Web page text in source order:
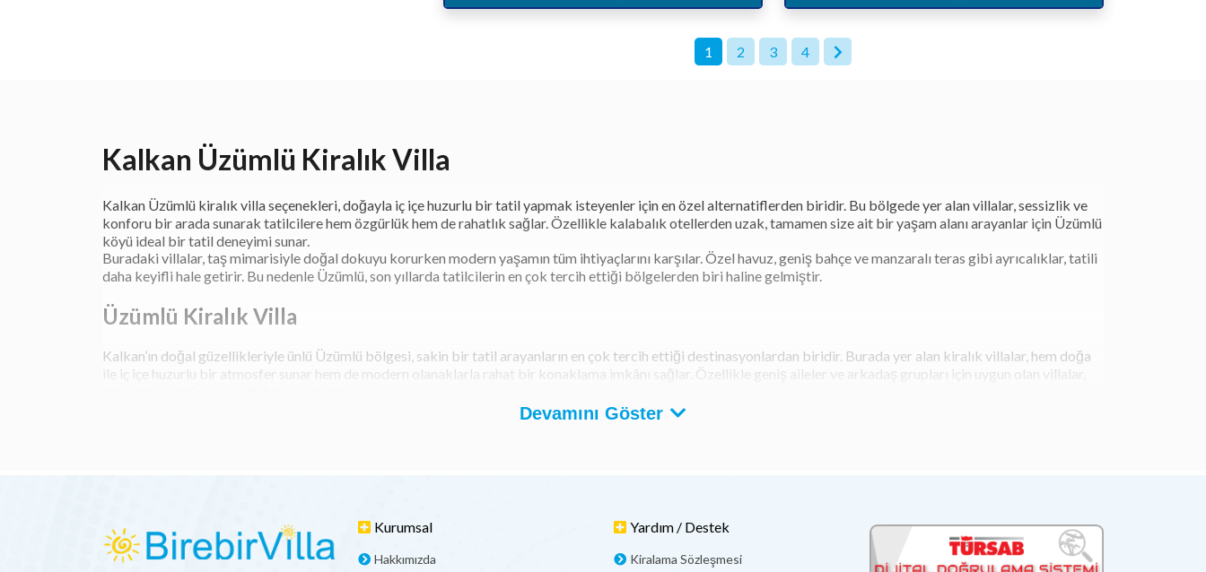
1 2 3 4
Kalkan Üzümlü Kiralık Villa
Kalkan Üzümlü kiralık villa seçenekleri, doğayla iç içe huzurlu bir tatil yapmak isteyenler için en özel alternatiflerden biridir. Bu bölgede yer alan villalar, sessizlik ve
konforu bir arada sunarak tatilcilere hem özgürlük hem de rahatlık sağlar. Özellikle kalabalık otellerden uzak, tamamen size ait bir yaşam alanı arayanlar için Üzümlü
köyü ideal bir tatil deneyimi sunar.
Buradaki villalar, taş mimarisiyle doğal dokuyu korurken modern yaşamın tüm ihtiyaçlarını karşılar. Özel havuz, geniş bahçe ve manzaralı teras gibi ayrıcalıklar, tatili
daha keyifli hale getirir. Bu nedenle Üzümlü, son yıllarda tatilcilerin en çok tercih ettiği bölgelerden biri haline gelmiştir.
Üzümlü Kiralık Villa
Kalkan’ın doğal güzellikleriyle ünlü Üzümlü bölgesi, sakin bir tatil arayanların en çok tercih ettiği destinasyonlardan biridir. Burada yer alan kiralık villalar, hem doğa
ile iç içe huzurlu bir atmosfer sunar hem de modern olanaklarla rahat bir konaklama imkânı sağlar. Özellikle geniş aileler ve arkadaş grupları için uygun olan villalar,
Üzümlü’deki villalar genellikle taş mimarisi ve geniş bahçeleriyle öne çıkar. Havuzlu seçeneklerin fazla olması, misafirlere özel alan ayrıcalığı sunar. Bu özellik, otel
planlarınızı kendiniz belirleyebilir, kalabalıklardan uzak, özel havuzunuzda dilediğiniz gibi vakit geçirebilirsiniz.
Bölgenin temiz havası, sessiz ortamı ve Akdeniz manzarası, misafirlere büyük bir huzur katar. Ayrıca, villalarda kendi yemeklerinizi hazırlayabilir, tatilinizi daha
kişisel bir deneyime dönüştürebilirsiniz. Bu özellikler, özellikle çocuklu aileler ve mahremiyetine önem veren çiftler için önemli bir avantajdır.
Devamını Göster
Kurumsal
Hakkımızda
Yardım / Destek
Kiralama Sözleşmesi